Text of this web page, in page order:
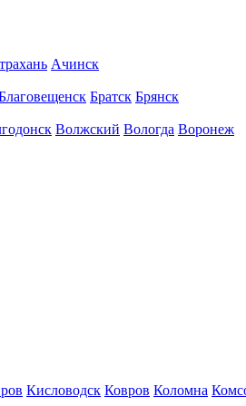
Ачинск
Братск Брянск
Волжский Вологда Воронеж
Кисловодск Ковров Коломна